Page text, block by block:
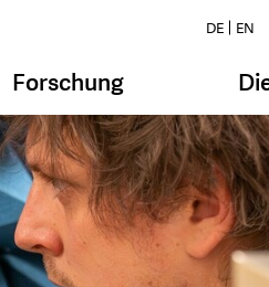
DE EN
Forschung